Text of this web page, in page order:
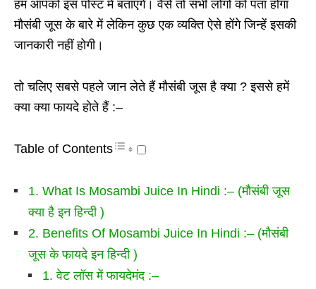
हम आपको इस पोस्ट में बताएंगे। वैसे तो सभी लोगों को पता होगा
मौसंबी जूस के बारे में लेकिन कुछ एक व्यक्ति ऐसे होंगे जिन्हें इसकी
जानकारी नहीं होगी।
तो चलिए सबसे पहले जान लेते हैं मौसंबी जूस है क्या ? इससे हमें
क्या क्या फायदे होते हैं :–
Table of Contents
1. What Is Mosambi Juice In Hindi :– (मौसंबी जूस
क्या है इन हिन्दी )
2. Benefits Of Mosambi Juice In Hindi :– (मौसंबी
जूस के फायदे इन हिन्दी )
1. वेट लॉस में फायदेमंद :–